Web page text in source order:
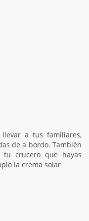
a tus familiares,
de a bordo. También
tu crucero que hayas
la crema solar